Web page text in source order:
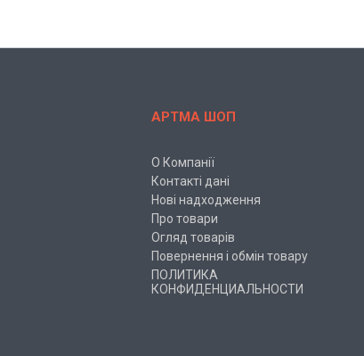
АРТМА ШОП
О Компанії
Контакті дані
Нові надходження
Про товари
Огляд товарів
Повернення і обмін товару
ПОЛИТИКА
КОНФИДЕНЦИАЛЬНОСТИ